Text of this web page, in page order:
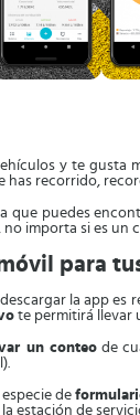
y te gusta
has recorrido,
que puedes
importa si es un
para
la app
te permitirá llevar
un conteode
de
estación de